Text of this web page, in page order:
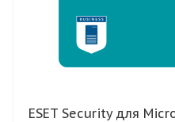
ESET Security для